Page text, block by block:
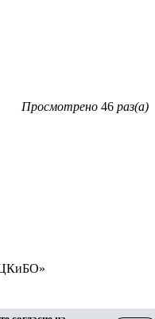
Просмотрено 46 раз(а)